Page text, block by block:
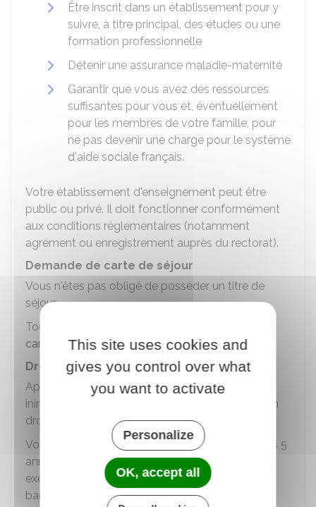
Être inscrit dans un établissement pour y
suivre, à titre principal, des études ou une
formation professionnelle
Détenir une assurance maladie-maternité
Garantir que vous avez des ressources
suffisantes pour vous et, éventuellement
pour les membres de votre famille, pour
ne pas devenir une charge pour le système
d'aide sociale français.
Votre établissement d'enseignement peut être
public ou privé. Il doit fonctionner conformément
aux conditions réglementaires (notamment
agrément ou enregistrement auprès du rectorat).
Demande de carte de séjour
Vous n'êtes pas obligé de posséder un titre de
séjour.
Toutefois, vous avez le droit de demander une
carte de séjour étudiant européen
Droit au séjour permanent
Après 5 années de résidence légale et
ininterrompue en France, vous pouvez obtenir un
droit au séjour permanent.
Vous devez prouver votre droits au séjour sur les 5
années précédentes par tous moyens (par
exemple, inscriptions universitaires, relevés
bancaires, précédents avis d'imposition).
This site uses cookies and
gives you control over what
you want to activate
Personalize
OK, accept all